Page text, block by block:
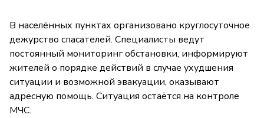
В населённых пунктах организовано круглосуточное
дежурство спасателей. Специалисты ведут
постоянный мониторинг обстановки, информируют
жителей о порядке действий в случае ухудшения
ситуации и возможной эвакуации, оказывают
адресную помощь. Ситуация остаётся на контроле
МЧС.